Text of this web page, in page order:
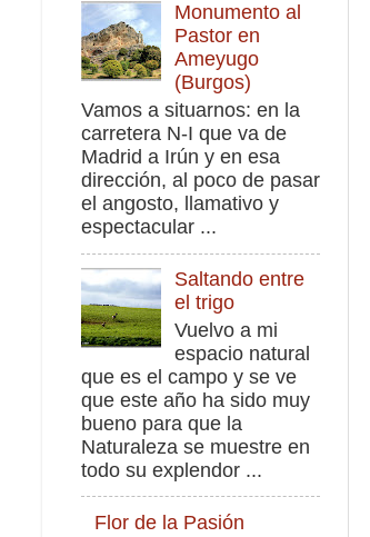
Monumento al
Pastor en
Ameyugo
(Burgos)
Vamos a situarnos: en la
carretera N-I que va de
Madrid a Irún y en esa
dirección, al poco de pasar
el angosto, llamativo y
espectacular ...
Saltando entre
el trigo
Vuelvo a mi
espacio natural
que es el campo y se ve
que este año ha sido muy
bueno para que la
Naturaleza se muestre en
todo su explendor ...
Flor de la Pasión